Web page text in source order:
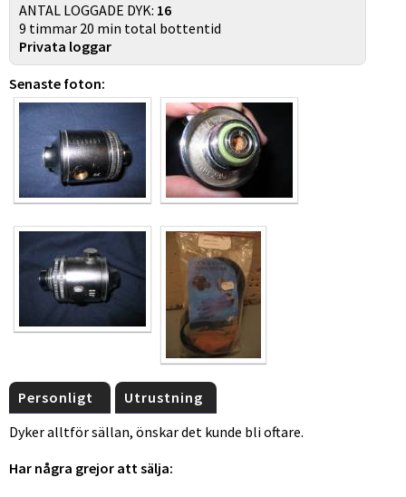
ANTAL LOGGADE DYK: 16
9 timmar 20 min total bottentid
Privata loggar
Senaste foton:
Personligt
Utrustning
Dyker alltför sällan, önskar det kunde bli oftare.
Har några grejor att sälja: